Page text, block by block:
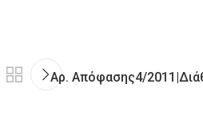
Αρ. Απόφασης4/